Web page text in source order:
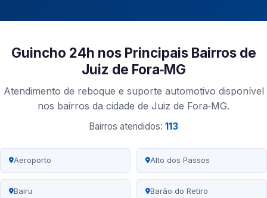
Guincho 24h nos Principais Bairros de
Juiz de Fora‑MG
Atendimento de reboque e suporte automotivo disponível
nos bairros da cidade de Juiz de Fora‑MG.
Bairros atendidos: 113
Aeroporto Alto dos Passos
Bairu Barão do Retiro